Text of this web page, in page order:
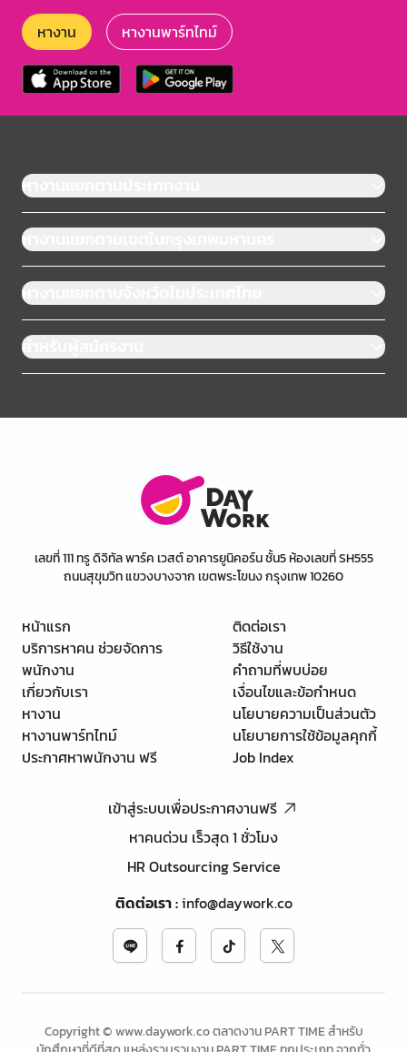
หางาน หางานพาร์ทไทม์
หางานแยกตามประเภทงาน
หางานแยกตามเขตในกรุงเทพมหานคร
หางานแยกตามจังหวัดในประเทศไทย
สำหรับผู้สมัครงาน
เลขที่ 111 ทรู ดิจิทัล พาร์ค เวสต์ อาคารยูนิคอร์น ชั้น5 ห้องเลขที่ SH555
ถนนสุขุมวิท แขวงบางจาก เขตพระโขนง กรุงเทพ 10260
หน้าแรก
บริการหาคน ช่วยจัดการ
พนักงาน
เกี่ยวกับเรา
หางาน
หางานพาร์ทไทม์
ประกาศหาพนักงาน ฟรี
ติดต่อเรา
วิธีใช้งาน
คำถามที่พบบ่อย
เงื่อนไขและข้อกำหนด
นโยบายความเป็นส่วนตัว
นโยบายการใช้ข้อมูลคุกกี้
Job Index
เข้าสู่ระบบเพื่อประกาศงานฟรี
หาคนด่วน เร็วสุด 1 ชั่วโมง
HR Outsourcing Service
ติดต่อเรา:info@daywork.co
Copyright © www.daywork.co ตลาดงาน PART TIME สำหรับ